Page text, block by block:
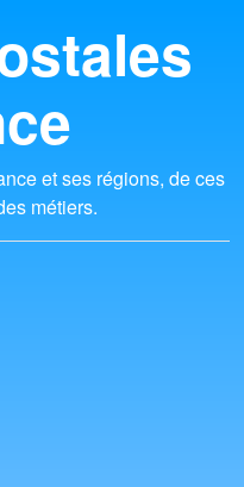
et ses régions, de ces
métiers.